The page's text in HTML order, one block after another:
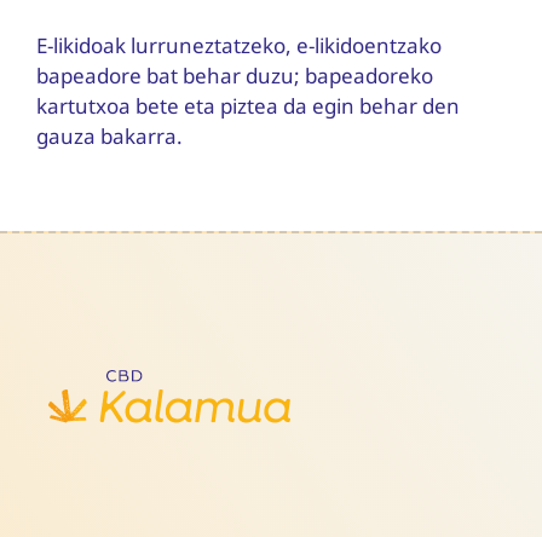
E-likidoak lurruneztatzeko, e-likidoentzako
bapeadore bat behar duzu; bapeadoreko
kartutxoa bete eta piztea da egin behar den
gauza bakarra.